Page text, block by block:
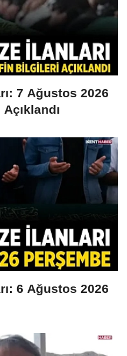
7 Ağustos 2026
6 Ağustos 2026